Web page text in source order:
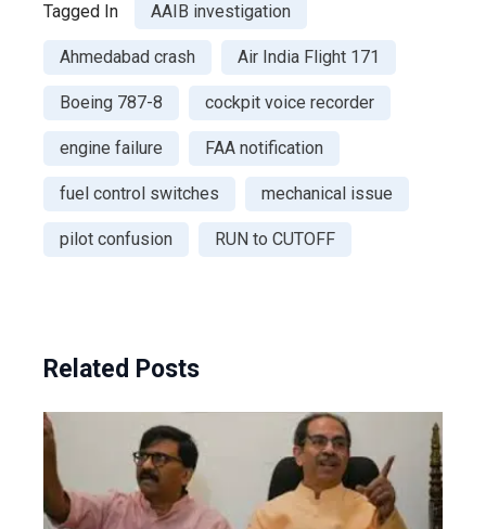
Tagged In AAIB investigation
Ahmedabad crash Air India Flight 171
Boeing 787-8 cockpit voice recorder
engine failure FAA notification
fuel control switches mechanical issue
pilot confusion RUN to CUTOFF
Related Posts